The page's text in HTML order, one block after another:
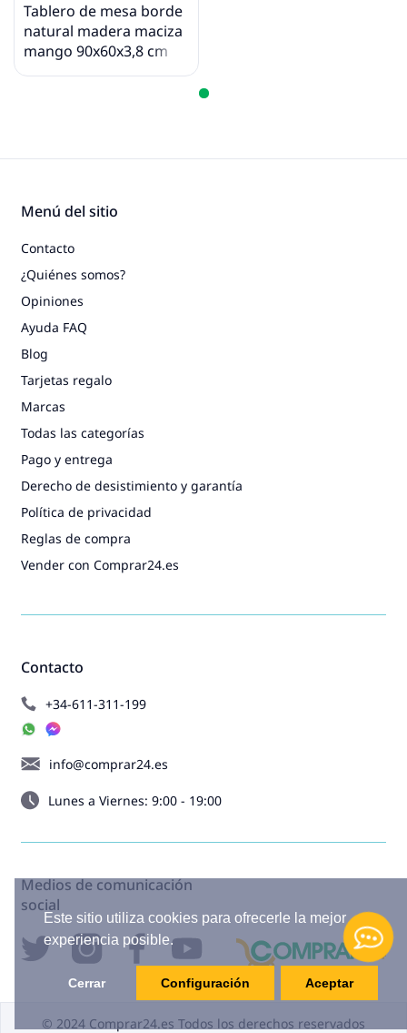
Este sitio utiliza cookies para ofrecerle la mejor
experiencia posible.
Cerrar Configuración Aceptar
Tablero de mesa borde
natural madera maciza
mango 90x60x3,8 cm
Contacto
+34-611-311-199
info@comprar24.es
Lunes a Viernes: 9:00 - 19:00
Menú del sitio
Contacto
¿Quiénes somos?
Opiniones
Ayuda FAQ
Blog
Tarjetas regalo
Marcas
Todas las categorías
Pago y entrega
Derecho de desistimiento y garantía
Política de privacidad
Reglas de compra
Vender con Comprar24.es
Medios de comunicación
social
© 2024 Comprar24.es Todos los derechos reservados